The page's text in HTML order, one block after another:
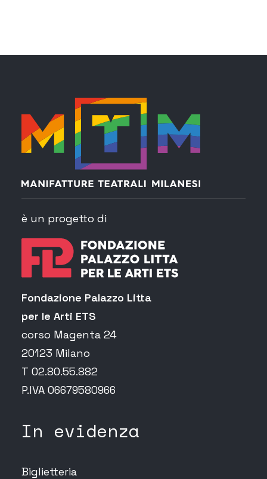
è un progetto di
Fondazione Palazzo Litta
per le Arti ETS
corso Magenta 24
20123 Milano
T 02.80.55.882
P.IVA 06679580966
In evidenza
Biglietteria